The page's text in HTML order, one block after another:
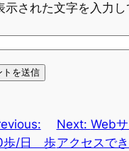
示された文字を入力し
歩/日 歩
Next: Web
アクセスで